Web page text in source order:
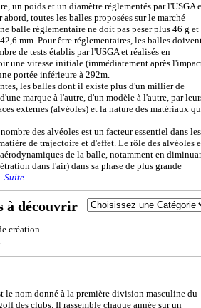
un poids et un diamètre réglementés par l'USGA
toutes les balles proposées sur le marché
balle réglementaire ne doit pas peser plus 46 g et
mm. Pour être réglementaires, les balles
de tests établis par l'USGA et réalisés en
une vitesse initiale (immédiatement après
portée inférieure à 292m.
les balles dont il existe plus d'un millier de
marque à l'autre, d'un modèle à l'autre, par
externes (alvéoles) et la nature des matériaux
des alvéoles est un facteur essentiel dans les
de trajectoire et d'effet. Le rôle des alvéoles
de la balle, notamment en
dans l'air) dans sa phase de plus grande
Suite
à découvrir
création
le nom donné à la première division masculine du
des clubs. Il rassemble chaque année sur un